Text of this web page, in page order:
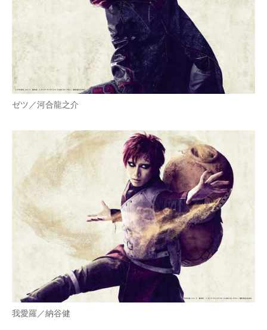
ゼツ／河合龍之介
我愛羅／納谷健